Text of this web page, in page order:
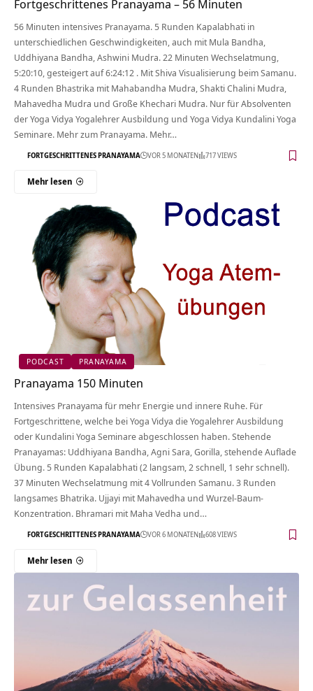
Fortgeschrittenes Pranayama – 56 Minuten
56 Minuten intensives Pranayama. 5 Runden Kapalabhati in
unterschiedlichen Geschwindigkeiten, auch mit Mula Bandha,
Uddhiyana Bandha, Ashwini Mudra. 22 Minuten Wechselatmung,
5:20:10, gesteigert auf 6:24:12 . Mit Shiva Visualisierung beim Samanu.
4 Runden Bhastrika mit Mahabandha Mudra, Shakti Chalini Mudra,
Mahavedha Mudra und Große Khechari Mudra. Nur für Absolventen
der Yoga Vidya Yogalehrer Ausbildung und Yoga Vidya Kundalini Yoga
Seminare. Mehr zum Pranayama. Mehr…
FORTGESCHRITTENES PRANAYAMA VOR 5 MONATEN 717 VIEWS
Mehr lesen
PODCAST PRANAYAMA
Pranayama 150 Minuten
Intensives Pranayama für mehr Energie und innere Ruhe. Für
Fortgeschrittene, welche bei Yoga Vidya die Yogalehrer Ausbildung
oder Kundalini Yoga Seminare abgeschlossen haben. Stehende
Pranayamas: Uddhiyana Bandha, Agni Sara, Gorilla, stehende Auflade
Übung. 5 Runden Kapalabhati (2 langsam, 2 schnell, 1 sehr schnell).
37 Minuten Wechselatmung mit 4 Vollrunden Samanu. 3 Runden
langsames Bhatrika. Ujjayi mit Mahavedha und Wurzel-Baum-
Konzentration. Bhramari mit Maha Vedha und…
FORTGESCHRITTENES PRANAYAMA VOR 6 MONATEN 608 VIEWS
Mehr lesen